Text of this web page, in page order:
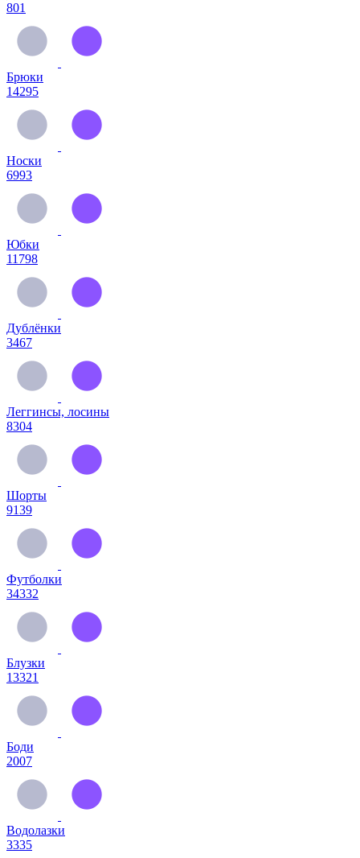
801
Брюки
14295
Носки
6993
Юбки
11798
Дублёнки
3467
Леггинсы, лосины
8304
Шорты
9139
Футболки
34332
Блузки
13321
Боди
2007
Водолазки
3335